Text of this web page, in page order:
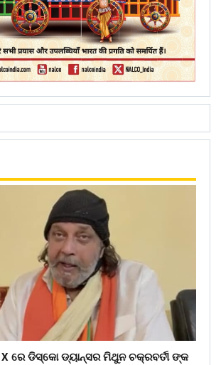
ଡିସ୍କୋ ଡ୍ୟାନ୍ସର ମିଥୁନ ଚକ୍ରବର୍ତୀ ଙ୍କ